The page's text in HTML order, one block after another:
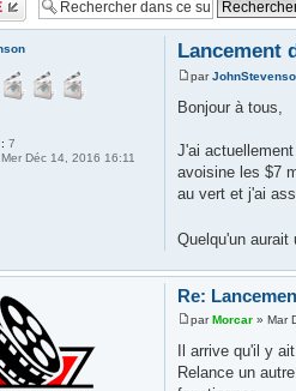
Lancement
par
Bonjour à tous,
J'ai
avoisine les $7
au vert et j'ai
Quelqu'un aurait
7
Mer Déc 14, 2016 16:11
Re:
parMorcar» Mar
Il arrive qu'il y
Relance un